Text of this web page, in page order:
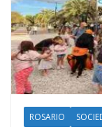
ROSARIO